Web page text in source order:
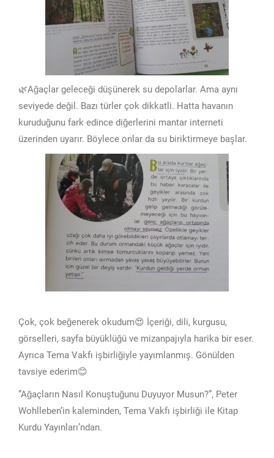
🌿Ağaçlar geleceği düşünerek su depolarlar. Ama aynı
seviyede değil. Bazı türler çok dikkatli. Hatta havanın
kuruduğunu fark edince diğerlerini mantar interneti
üzerinden uyarır. Böylece onlar da su biriktirmeye başlar.
Çok, çok beğenerek okudum😍 İçeriği, dili, kurgusu,
görselleri, sayfa büyüklüğü ve mizanpajıyla harika bir eser.
Ayrıca Tema Vakfı işbirliğiyle yayımlanmış. Gönülden
tavsiye ederim😊
”Ağaçların Nasıl Konuştuğunu Duyuyor Musun?”, Peter
Wohlleben’in kaleminden, Tema Vakfı işbirliği ile Kitap
Kurdu Yayınları’ndan.